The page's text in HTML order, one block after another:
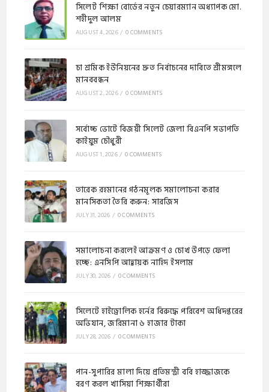
সিলেট শিক্ষা বোর্ডের নতুন চেয়ারম্যান অধ্যাপক মো.
শহীদুল আলম
AUGUST 4, 2026/ 0 COMMENTS
চা শ্রমিক ইউনিয়নের দ্রুত নির্বাচনের দাবিতে শ্রীমঙ্গলে
মানববন্ধন
AUGUST 2, 2026/ 0 COMMENTS
সর্বোচ্চ ভোটে বিজয়ী সিলেট জেলা বিএনপি সভাপতি
কাইয়ুম চৌধুরী
AUGUST 1, 2026/ 0 COMMENTS
​​তারেক রহমানের গঠনমূলক সমালোচনা করার
মানসিকতা তৈরি করুন: সারজিস
JULY 31, 2026 / 0 COMMENTS
সমালোচনা করলেই আক্রমণ ও চোখ উপড়ে ফেলা
হচ্ছে: এনসিপি আহ্বায়ক নাহিদ ইসলাম
JULY 30, 2026 / 0 COMMENTS
​সিলেটে হাইড্রোলিক হর্নের বিরুদ্ধে পরিবেশ অধিদপ্তরের
অভিযান, জরিমানা ৬ হাজার টাকা
JULY 28, 2026 / 0 COMMENTS
পান-সুপারির মালা দিয়ে প্রতিমন্ত্রী ববি হাজ্জাজকে
বরণ করল খাসিয়া শিক্ষার্থীরা